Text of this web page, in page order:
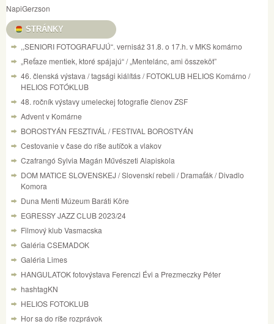
NapiGerzson
STRÁNKY
,,SENIORI FOTOGRAFUJÚ“. vernisáž 31.8. o 17.h. v MKS komárno
„Reťaze mentiek, ktoré spájajú“ / „Mentelánc, ami összeköt”
46. členská výstava / tagsági kiálítás / FOTOKLUB HELIOS Komárno /
HELIOS FOTÓKLUB
48. ročník výstavy umeleckej fotografie členov ZSF
Advent v Komárne
BOROSTYÁN FESZTIVÁL / FESTIVAL BOROSTYÁN
Cestovanie v čase do ríše autíčok a vlakov
Czafrangó Sylvia Magán Művészeti Alapiskola
DOM MATICE SLOVENSKEJ / Slovenskí rebeli / Dramaťák / Divadlo
Komora
Duna Menti Múzeum Baráti Köre
EGRESSY JAZZ CLUB 2023/24
Filmový klub Vasmacska
Galéria CSEMADOK
Galéria Limes
HANGULATOK fotovýstava Ferenczi Évi a Prezmeczky Péter
hashtagKN
HELIOS FOTOKLUB
Hor sa do ríše rozprávok